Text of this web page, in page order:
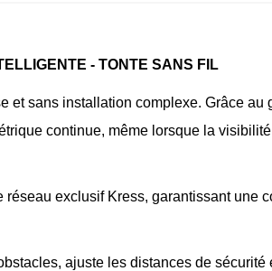
- TONTE SANS FIL
et sans installation complexe. Grâce au
continue, même lorsque la
exclusif Kress, garantissant une
ajuste les distances de sécurité